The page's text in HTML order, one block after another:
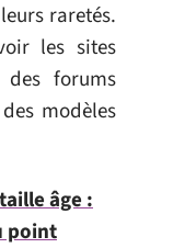
raretés.
les sites
des forums
modèles
âge :
point